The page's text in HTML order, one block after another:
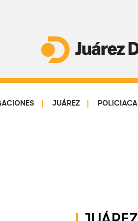
Digital
y
protegemos
JUÁREZ POLICIACA